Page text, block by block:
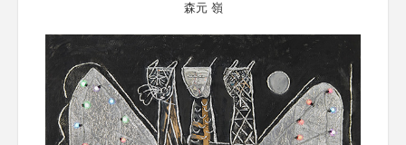
森元 嶺